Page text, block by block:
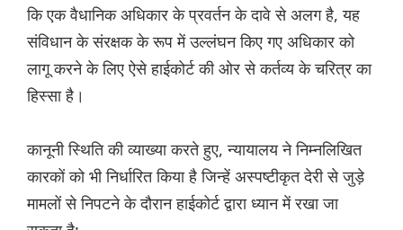
कि एक वैधानिक अधिकार के प्रवर्तन के दावे से अलग है, यह
संविधान के संरक्षक के रूप में उल्लंघन किए गए अधिकार को
लागू करने के लिए ऐसे हाईकोर्ट की ओर से कर्तव्य के चरित्र का
हिस्सा है।
कानूनी स्थिति की व्याख्या करते हुए, न्यायालय ने निम्नलिखित
कारकों को भी निर्धारित किया है जिन्हें अस्पष्टीकृत देरी से जुड़े
मामलों से निपटने के दौरान हाईकोर्ट द्वारा ध्यान में रखा जा